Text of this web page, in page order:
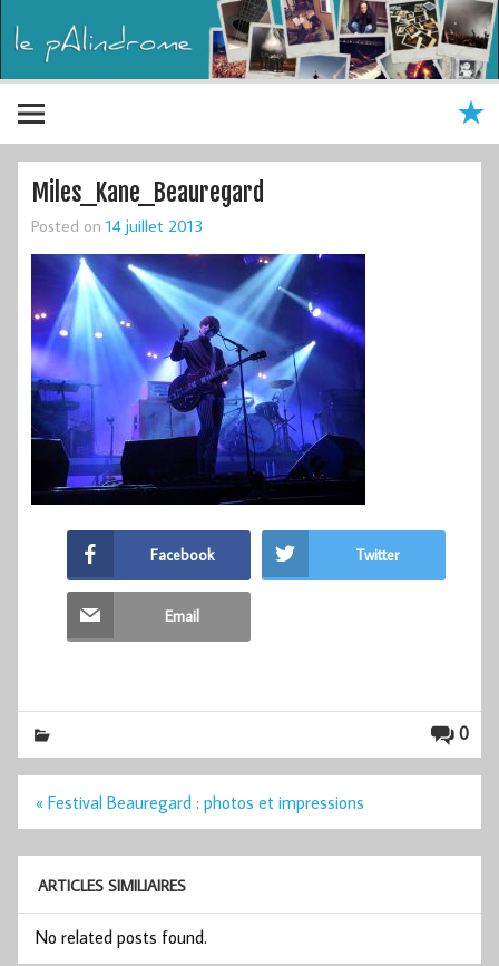
Miles_Kane_Beauregard
Posted on 14 juillet 2013
Facebook Twitter
Email
0
Navigation
« Festival Beauregard : photos et impressions
ARTICLES SIMILIAIRES
No related posts found.